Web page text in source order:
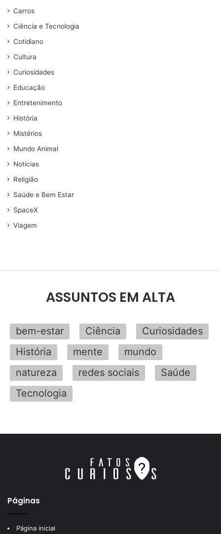
Carros
Ciência e Tecnologia
Cotidiano
Cultura
Curiosidades
Educação
Entretenimento
História
Mistérios
Mundo Animal
Noticias
Religião
Saúde e Bem Estar
SpaceX
Viagem
ASSUNTOS EM ALTA
bem-estar Ciência
Curiosidades
História
mente
mundo
natureza
redes sociais
Saúde
Tecnologia
Páginas
Página inicial